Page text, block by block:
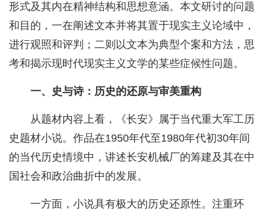
形式及其内在精神结构和思想意涵。本文研讨的问题
和目的，一在阐述文本并将其置于现实主义论域中，
进行观照和评判；二则以文本为典型个案和方法，思
考和揭示现时代现实主义文学的某些症候性问题。
一、史与诗：历史的还原与审美重构
从题材内容上看，《长安》属于当代重大军工历
史题材小说。作品在1950年代至1980年代初30年间
的当代历史情境中，讲述长安机械厂的筹建及其在中
国社会和政治曲折中的发展。
一方面，小说具有极大的历史还原性。注重环